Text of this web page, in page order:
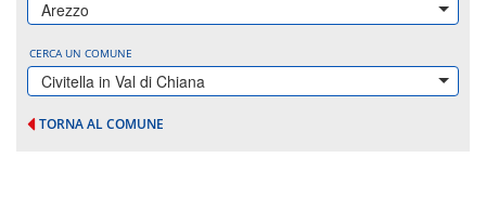
Arezzo
CERCA UN COMUNE
Civitella in Val di Chiana
TORNA AL COMUNE